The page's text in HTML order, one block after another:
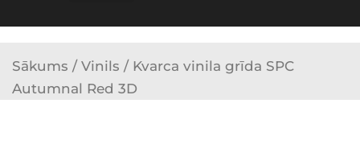
Sākums / Vinils / Kvarca vinila grīda SPC
Autumnal Red 3D